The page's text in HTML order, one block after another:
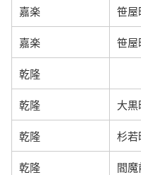
嘉楽 笹屋
嘉楽 笹屋
乾隆
乾隆 大黒
乾隆 杉若
乾隆 閻